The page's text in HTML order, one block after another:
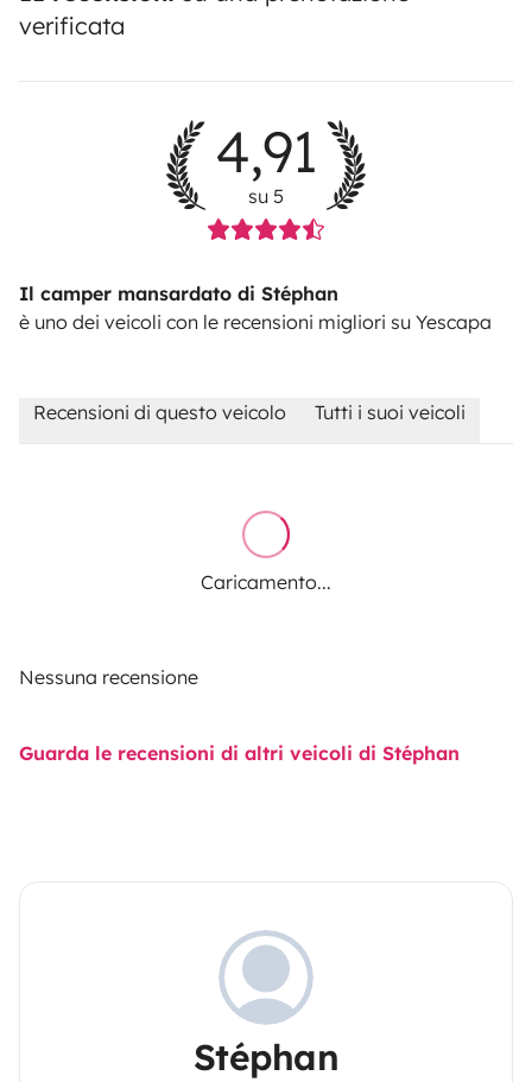
verificata
4,91
su 5
Il camper mansardato di Stéphan
è uno dei veicoli con le recensioni migliori su Yescapa
Recensioni di questo veicolo Tutti i suoi veicoli
Caricamento...
Nessuna recensione
Guarda le recensioni di altri veicoli di Stéphan
Stéphan